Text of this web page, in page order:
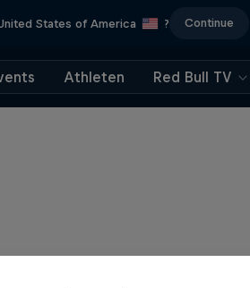
States of America ? Continue
Athleten Red Bull TV